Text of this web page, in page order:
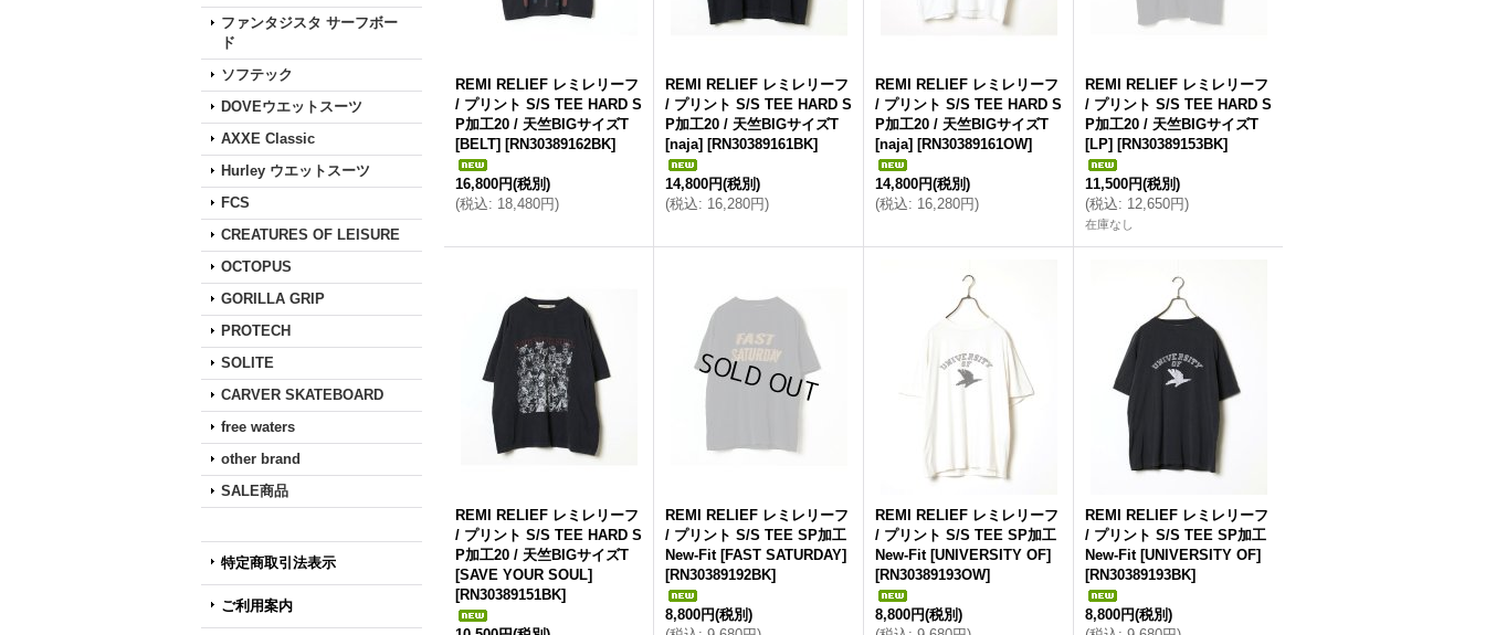
ファンタジスタ サーフボー
ド
ソフテック
DOVEウエットスーツ
AXXE Classic
Hurley ウエットスーツ
FCS
CREATURES OF LEISURE
OCTOPUS
GORILLA GRIP
PROTECH
SOLITE
CARVER SKATEBOARD
free waters
other brand
SALE商品
特定商取引法表示
ご利用案内
REMI RELIEF レミレリーフ
/ プリント S/S TEE HARD S
P加工20 / 天竺BIGサイズT
[BELT] [RN30389162BK]
16,800円(税別)
(税込: 18,480円)
REMI RELIEF レミレリーフ
/ プリント S/S TEE HARD S
P加工20 / 天竺BIGサイズT
[naja] [RN30389161BK]
14,800円(税別)
(税込: 16,280円)
REMI RELIEF レミレリーフ
/ プリント S/S TEE HARD S
P加工20 / 天竺BIGサイズT
[naja] [RN30389161OW]
14,800円(税別)
(税込: 16,280円)
REMI RELIEF レミレリーフ
/ プリント S/S TEE HARD S
P加工20 / 天竺BIGサイズT
[LP] [RN30389153BK]
11,500円(税別)
(税込: 12,650円)
在庫なし
REMI RELIEF レミレリーフ
/ プリント S/S TEE HARD S
P加工20 / 天竺BIGサイズT
[SAVE YOUR SOUL]
[RN30389151BK]
REMI RELIEF レミレリーフ
/ プリント S/S TEE SP加工
New-Fit [FAST SATURDAY]
[RN30389192BK]
8,800円(税別)
REMI RELIEF レミレリーフ
/ プリント S/S TEE SP加工
New-Fit [UNIVERSITY OF]
[RN30389193OW]
8,800円(税別)
REMI RELIEF レミレリーフ
/ プリント S/S TEE SP加工
New-Fit [UNIVERSITY OF]
[RN30389193BK]
8,800円(税別)